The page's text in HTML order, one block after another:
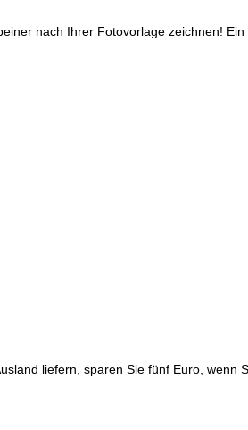
nach Ihrer Fotovorlage zeichnen! Ein
liefern, sparen Sie fünf Euro, wenn